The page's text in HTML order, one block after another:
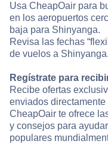
Usa CheapOair para
en los aeropuertos
baja para Shinyanga.
Revisa las fechas
de vuelos a Shinyanga.
Regístrate para
Recibe ofertas
enviados
CheapOair te ofrece
y consejos para
populares